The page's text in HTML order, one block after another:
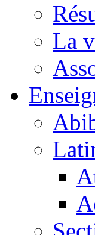
La